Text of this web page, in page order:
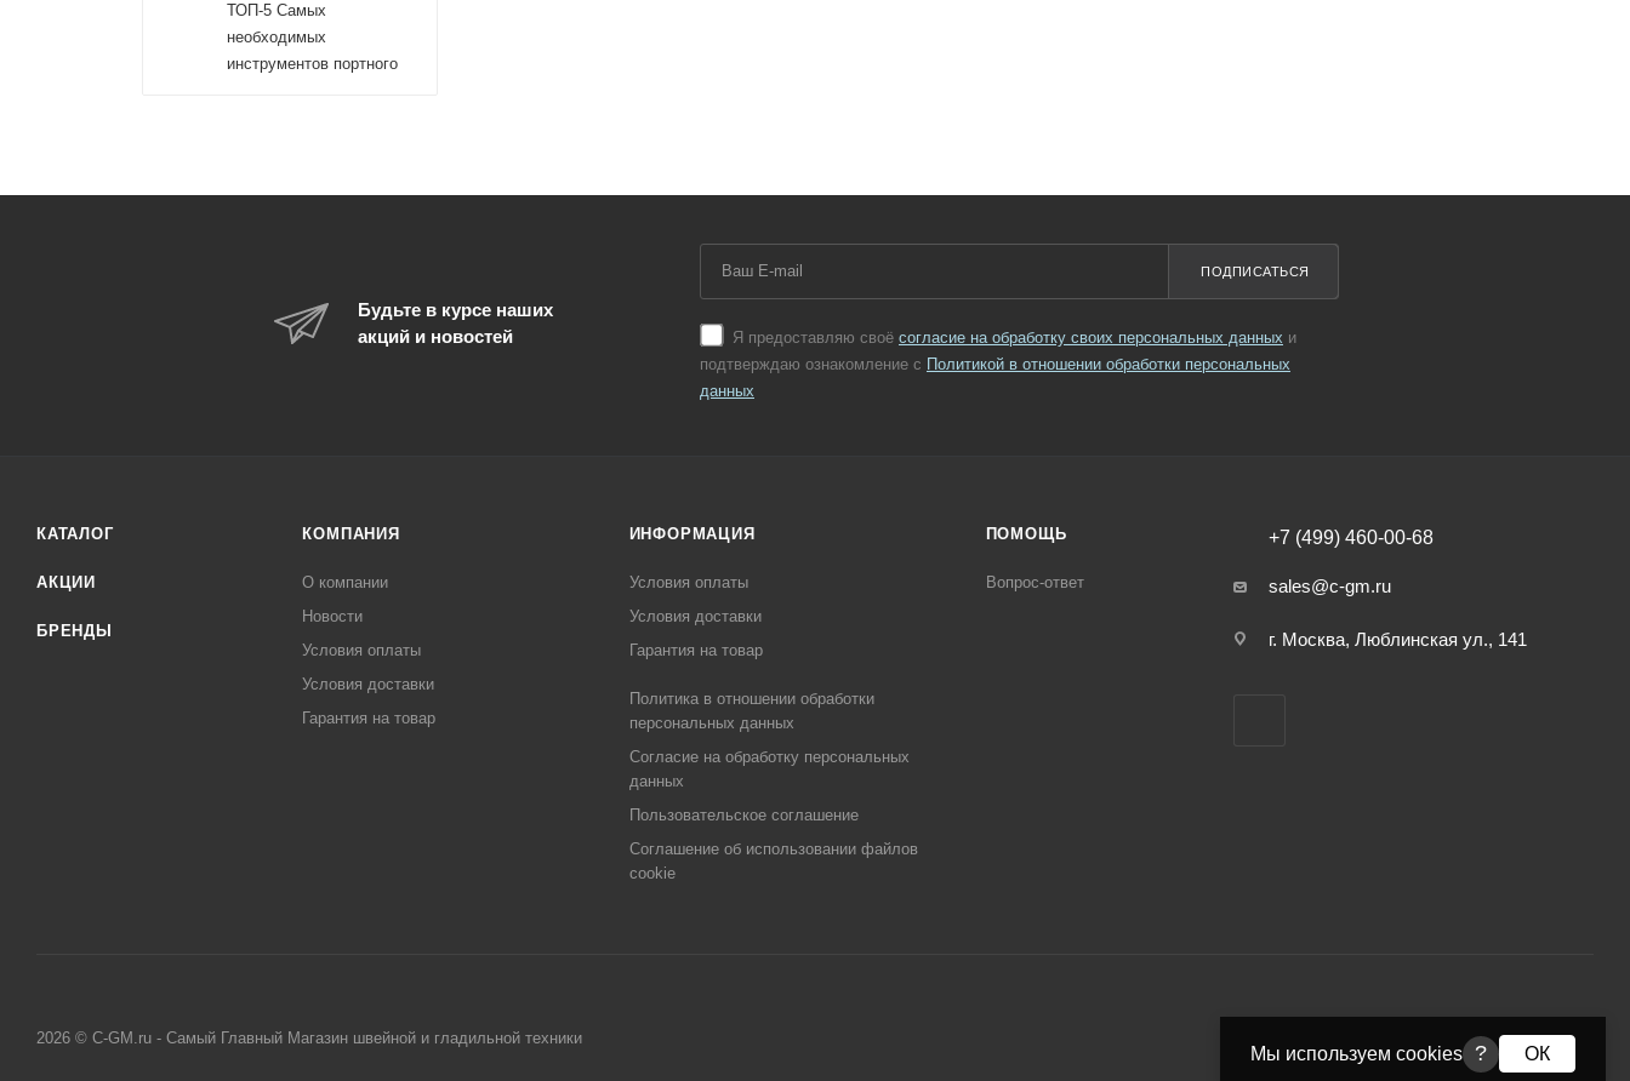
ТОП-5 Самых
необходимых
инструментов портного
Будьте в курсе наших
акций и новостей
Я предоставляю своё согласие на обработку своих персональных данных и
подтверждаю ознакомление с Политикой в отношении обработки персональных
данных
ПОДПИСАТЬСЯ
КАТАЛОГ
АКЦИИ
БРЕНДЫ
КОМПАНИЯ
О компании
Новости
Условия оплаты
Условия доставки
Гарантия на товар
ИНФОРМАЦИЯ
Условия оплаты
Условия доставки
Гарантия на товар
Политика в отношении обработки
персональных данных
Cогласие на обработку персональных
данных
Пользовательское соглашение
Cоглашение об использовании файлов
cookie
ПОМОЩЬ
Вопрос-ответ
+7 (499) 460-00-68
sales@c-gm.ru
г. Москва, Люблинская ул., 141
2026 © C-GM.ru - Самый Главный Магазин швейной и гладильной техники
Мы используем cookies ? ОК